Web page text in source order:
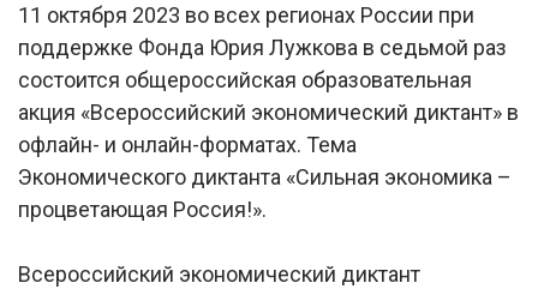
11 октября 2023 во всех регионах России при
поддержке Фонда Юрия Лужкова в седьмой раз
состоится общероссийская образовательная
акция «Всероссийский экономический диктант» в
офлайн- и онлайн-форматах. Тема
Экономического диктанта «Сильная экономика –
процветающая Россия!».
Всероссийский экономический диктант